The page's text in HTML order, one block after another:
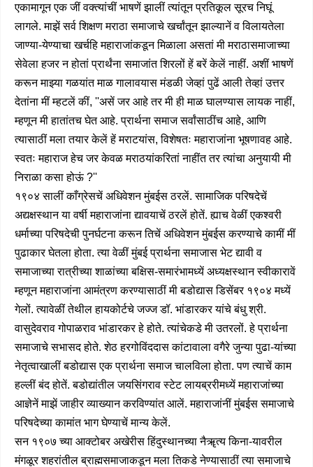
एकामागून एक जीं वक्त्यांचीं भाषणें झालीं त्यांतून प्रतिकूल सूरच निघूं
लागले. माझें सर्व शिक्षण मराठा समाजाचे खर्चांतून झाल्यानें व विलायतेला
जाण्या-येण्याचा खर्चहि महाराजांकडून मिळाला असतां मी मराठासमाजाच्या
सेवेला हजर न होतां प्रार्थंना समाजांत शिरलों हें बरें केलें नाहीं. अशीं भाषणें
करून माझ्या गळयांत माळ गालावयास मंडळी जेव्हां पुढें आली तेव्हां उत्तर
देतांना मीं म्हटलें कीं, ''असें जर आहे तर मी ही माळ घालण्यास लायक नाहीं,
म्हणून मी हातांतच घेत आहे. प्रार्थना समाज सर्वांसाठींच आहे, आणि
त्यासाठीं मला तयार केलें हें मराटयांस, विशेषतः महाराजांना भूषणावह आहे.
स्वतः महाराज हेच जर केवळ मराठयांकरितां नाहींत तर त्यांचा अनुयायी मी
निराळा कसा होऊं ?''
१९०४ सालीं काँग्रेसचें अधिवेशन मुंबईस ठरलें. सामाजिक परिषदेचें
अद्यक्षस्थान या वर्षी महाराजांना द्यावयाचें ठरलें होतें. ह्याच वेळीं एकश्वरी
धर्माच्या परिषदेची पुनर्घटना करून तिचें अधिवेशन मुंबईस करण्याचे कामीं मीं
पुढाकार घेतला होता. त्या वेळीं मुंबई प्रार्थना समाजास भेट द्यावी व
समाजाच्या रात्रीच्या शाळांच्या बक्षिस-समारंभामध्यें अध्यक्षस्थान स्वीकारावें
म्हणून महाराजांना आमंत्रण करण्यासाठीं मी बडोद्यास डिसेंबर १९०४ मध्यें
गेलों. त्यावेळीं तेथील हायकोर्टचे जज्ज डॉ. भांडारकर यांचे बंधु श्री.
वासुदेवराव गोपाळराव भांडारकर हे होते. त्यांचेकडे मी उतरलों. हे प्रार्थना
समाजाचे सभासद होते. शेठ हरगोविंददास कांटावाला वगैरे जुन्या पुढा-यांच्या
नेतृत्वाखालीं बडोद्यास एक प्रार्थना समाज चालविला होता. पण त्याचें काम
हल्लीं बंद होतें. बडोद्यांतील जयसिंगराव स्टेट लायब्ररीमध्यें महाराजांच्या
आज्ञेनें माझें जाहीर व्याख्यान करविण्यांत आलें. महाराजांनीं मुंबईस समाजाचे
परिषदेच्या कामांत भाग घेण्याचें मान्य केलें.
सन १९०७ च्या आक्टोबर अखेरीस हिंदुस्थानच्या नैॠत्य किना-यावरील
मंगळूर शहरांतील ब्राह्मसमाजाकडून मला तिकडे नेण्यासाठीं त्या समाजाचे